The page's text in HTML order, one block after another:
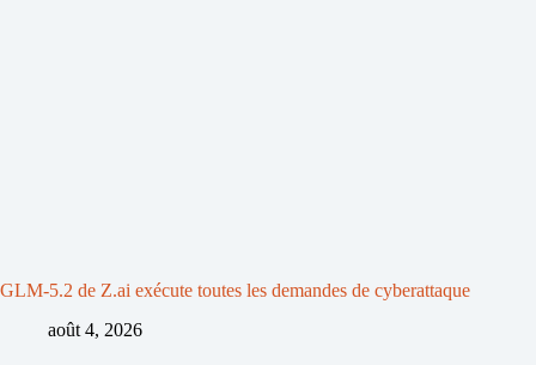
GLM-5.2 de Z.ai exécute toutes les demandes de cyberattaque
août 4, 2026